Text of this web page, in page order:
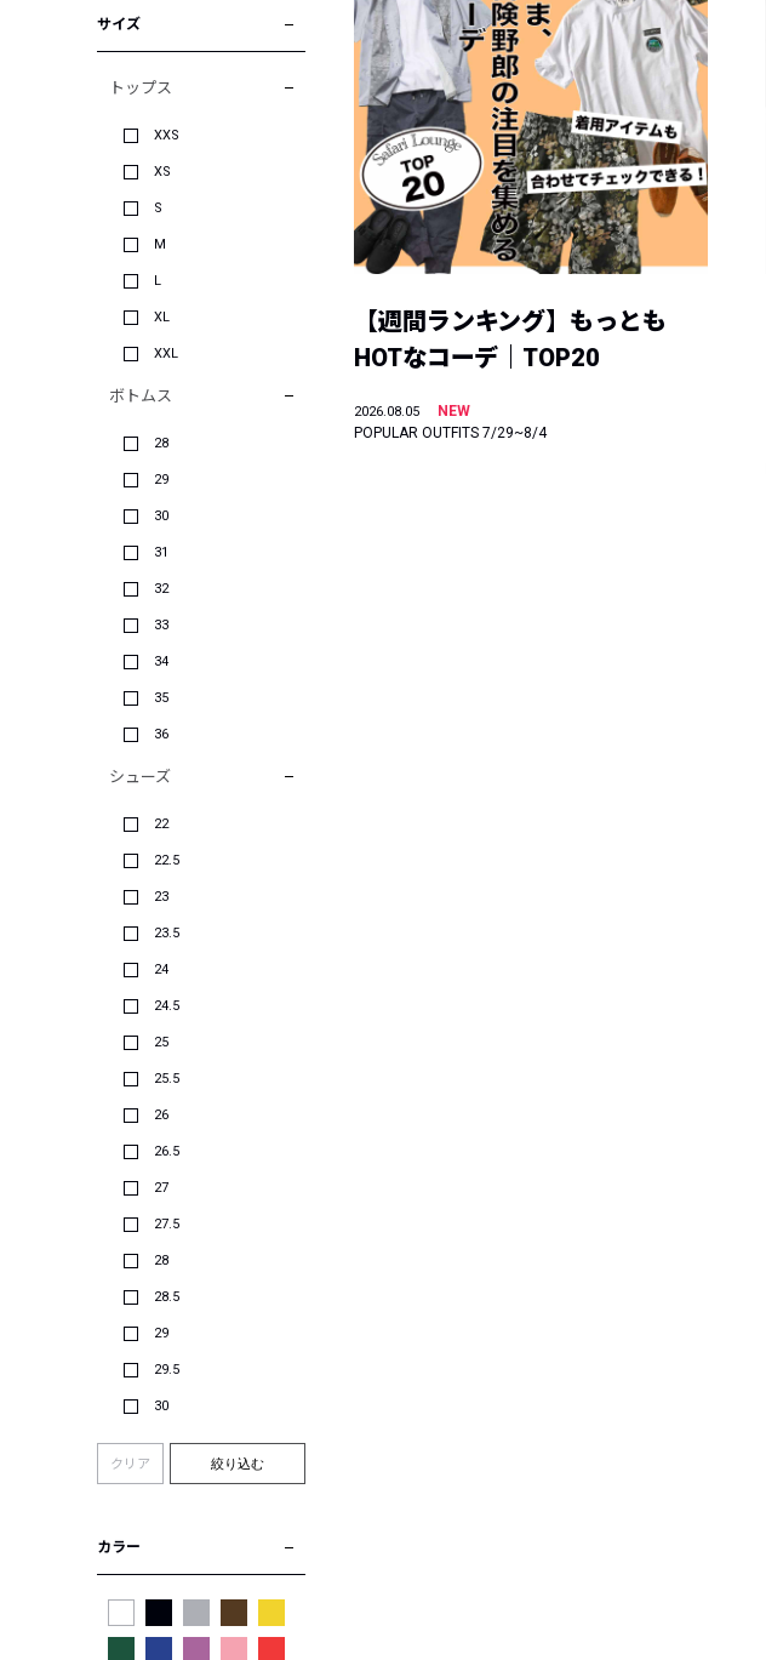
サイズ
トップス
XXS
XS
S
M
L
XL
XXL
ボトムス
28
29
30
31
32
33
34
35
36
シューズ
22
22.5
23
23.5
24
24.5
25
25.5
26
26.5
27
27.5
28
28.5
29
29.5
30
クリア 絞り込む
カラー
【週間ランキング】もっとも
HOTなコーデ｜TOP20
2026.08.05
NEW
POPULAR OUTFITS 7/29~8/4